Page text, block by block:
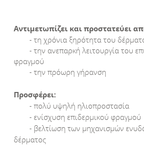
Αντιμετωπίζει και προστατεύει
- τη χρόνια ξηρότητα του
- την ανεπαρκή λειτουργία του
φραγμού
- την πρόωρη γήρανση
Προσφέρει:
- πολύ υψηλή ηλιοπροστασία
- ενίσχυση επιδερμικού φραγμού
- βελτίωση των μηχανισμών
δέρματος